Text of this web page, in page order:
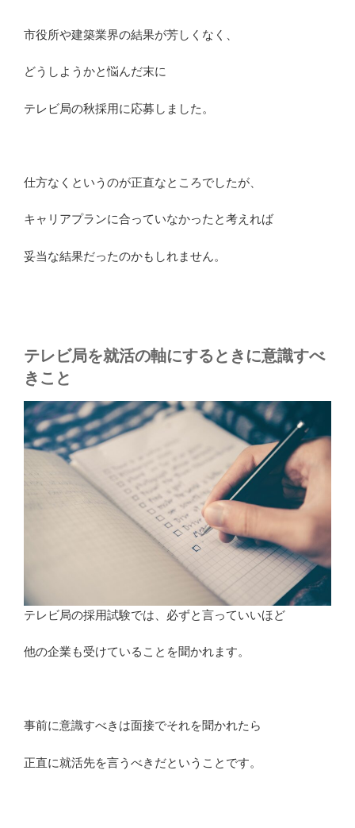
市役所や建築業界の結果が芳しくなく、
どうしようかと悩んだ末に
テレビ局の秋採用に応募しました。
仕方なくというのが正直なところでしたが、
キャリアプランに合っていなかったと考えれば
妥当な結果だったのかもしれません。
テレビ局を就活の軸にするときに意識すべ
きこと
テレビ局の採用試験では、必ずと言っていいほど
他の企業も受けていることを聞かれます。
事前に意識すべきは面接でそれを聞かれたら
正直に就活先を言うべきだということです。